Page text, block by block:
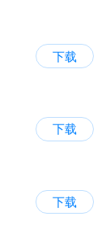
下载
下载
下载